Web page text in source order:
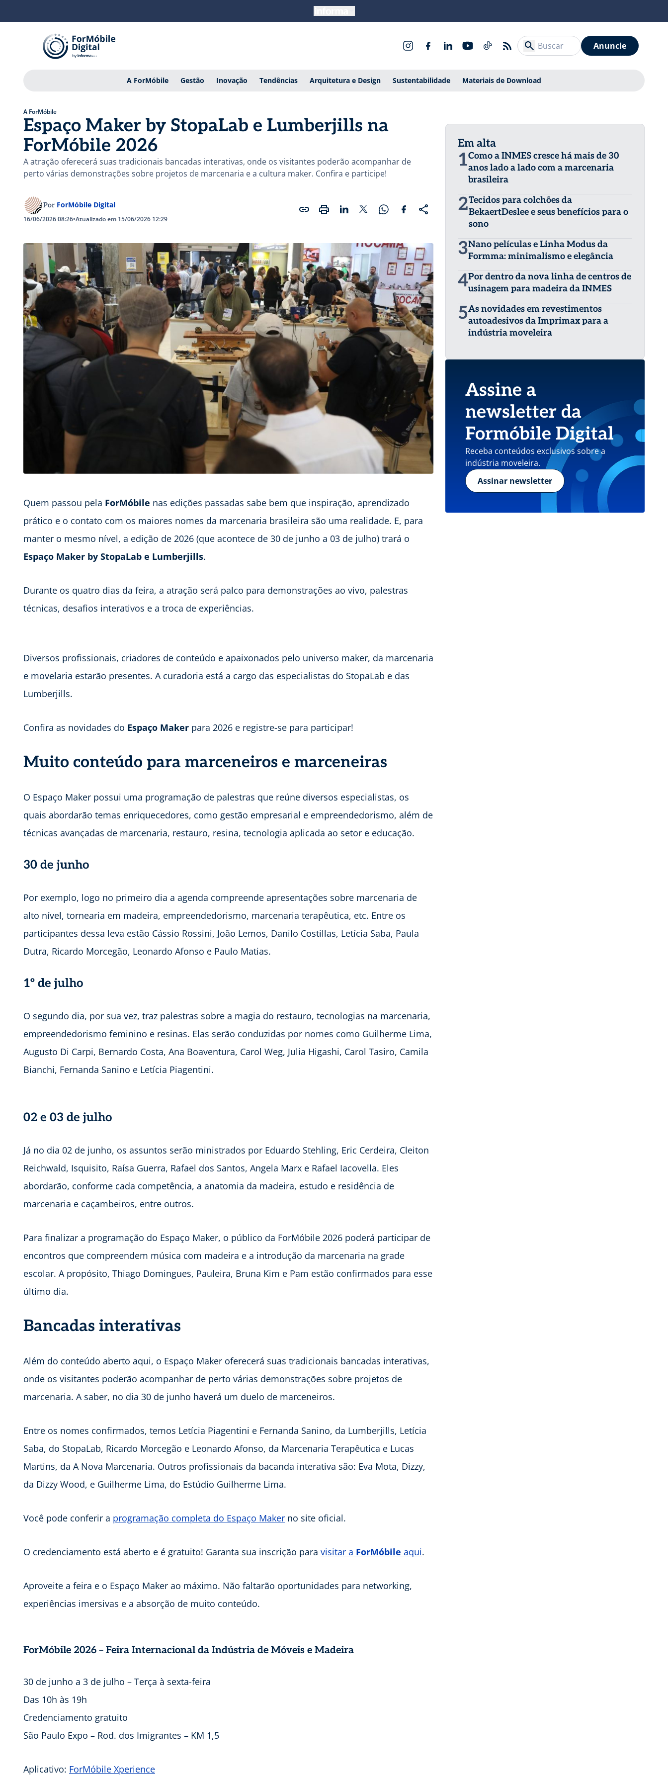
Anuncie
A ForMóbile Gestão Inovação Tendências Arquitetura e Design Sustentabilidade Materiais de Download
A ForMóbile
Espaço Maker by StopaLab e Lumberjills na
ForMóbile 2026
A atração oferecerá suas tradicionais bancadas interativas, onde os visitantes poderão acompanhar de
perto várias demonstrações sobre projetos de marcenaria e a cultura maker. Confira e participe!
Por ForMóbile Digital
16/06/2026 08:26•Atualizado em 15/06/2026 12:29
Quem passou pela ForMóbile nas edições passadas sabe bem que inspiração, aprendizado
prático e o contato com os maiores nomes da marcenaria brasileira são uma realidade. E, para
manter o mesmo nível, a edição de 2026 (que acontece de 30 de junho a 03 de julho) trará o
Espaço Maker by StopaLab e Lumberjills.
Durante os quatro dias da feira, a atração será palco para demonstrações ao vivo, palestras
técnicas, desafios interativos e a troca de experiências.
Diversos profissionais, criadores de conteúdo e apaixonados pelo universo maker, da marcenaria
e movelaria estarão presentes. A curadoria está a cargo das especialistas do StopaLab e das
Lumberjills.
Confira as novidades do Espaço Maker para 2026 e registre-se para participar!
Muito conteúdo para marceneiros e marceneiras
O Espaço Maker possui uma programação de palestras que reúne diversos especialistas, os
quais abordarão temas enriquecedores, como gestão empresarial e empreendedorismo, além de
técnicas avançadas de marcenaria, restauro, resina, tecnologia aplicada ao setor e educação.
30 de junho
Por exemplo, logo no primeiro dia a agenda compreende apresentações sobre marcenaria de
alto nível, tornearia em madeira, empreendedorismo, marcenaria terapêutica, etc. Entre os
participantes dessa leva estão Cássio Rossini, João Lemos, Danilo Costillas, Letícia Saba, Paula
Dutra, Ricardo Morcegão, Leonardo Afonso e Paulo Matias.
1º de julho
O segundo dia, por sua vez, traz palestras sobre a magia do restauro, tecnologias na marcenaria,
empreendedorismo feminino e resinas. Elas serão conduzidas por nomes como Guilherme Lima,
Augusto Di Carpi, Bernardo Costa, Ana Boaventura, Carol Weg, Julia Higashi, Carol Tasiro, Camila
Bianchi, Fernanda Sanino e Letícia Piagentini.
02 e 03 de julho
Já no dia 02 de junho, os assuntos serão ministrados por Eduardo Stehling, Eric Cerdeira, Cleiton
Reichwald, Isquisito, Raísa Guerra, Rafael dos Santos, Angela Marx e Rafael Iacovella. Eles
abordarão, conforme cada competência, a anatomia da madeira, estudo e residência de
marcenaria e caçambeiros, entre outros.
Para finalizar a programação do Espaço Maker, o público da ForMóbile 2026 poderá participar de
encontros que compreendem música com madeira e a introdução da marcenaria na grade
escolar. A propósito, Thiago Domingues, Pauleira, Bruna Kim e Pam estão confirmados para esse
último dia.
Bancadas interativas
Além do conteúdo aberto aqui, o Espaço Maker oferecerá suas tradicionais bancadas interativas,
onde os visitantes poderão acompanhar de perto várias demonstrações sobre projetos de
marcenaria. A saber, no dia 30 de junho haverá um duelo de marceneiros.
Entre os nomes confirmados, temos Letícia Piagentini e Fernanda Sanino, da Lumberjills, Letícia
Saba, do StopaLab, Ricardo Morcegão e Leonardo Afonso, da Marcenaria Terapêutica e Lucas
Martins, da A Nova Marcenaria. Outros profissionais da bacanda interativa são: Eva Mota, Dizzy,
da Dizzy Wood, e Guilherme Lima, do Estúdio Guilherme Lima.
Você pode conferir a programação completa do Espaço Maker no site oficial.
O credenciamento está aberto e é gratuito! Garanta sua inscrição para visitar a ForMóbile aqui.
Aproveite a feira e o Espaço Maker ao máximo. Não faltarão oportunidades para networking,
experiências imersivas e a absorção de muito conteúdo.
ForMóbile 2026 – Feira Internacional da Indústria de Móveis e Madeira
30 de junho a 3 de julho – Terça à sexta-feira
Das 10h às 19h
Credenciamento gratuito
São Paulo Expo – Rod. dos Imigrantes – KM 1,5
Aplicativo: ForMóbile Xperience
Em alta
1Como a INMES cresce há mais de 30
anos lado a lado com a marcenaria
brasileira
2Tecidos para colchões da
BekaertDeslee e seus benefícios para o
sono
3Nano películas e Linha Modus da
Formma: minimalismo e elegância
4Por dentro da nova linha de centros de
usinagem para madeira da INMES
5As novidades em revestimentos
autoadesivos da Imprimax para a
indústria moveleira
Assine a
newsletter da
Formóbile Digital
Receba conteúdos exclusivos sobre a
indústria moveleira.
Assinar newsletter